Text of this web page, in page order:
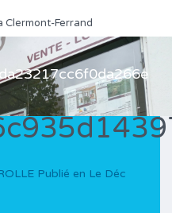
Clermont-Ferrand
Publié en Le Déc